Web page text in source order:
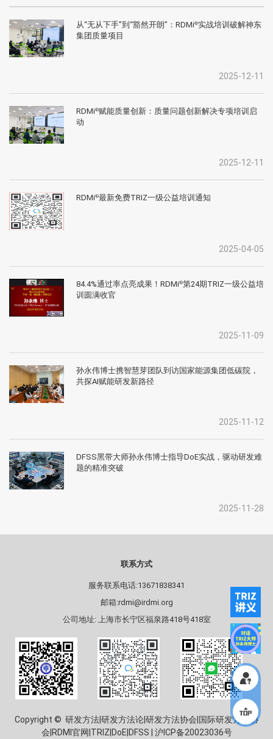
从“无从下手”到“豁然开朗”：RDMi®实战培训破解神东
集团质量项目
2025-12-11
RDMi®赋能质量创新：质量问题创新解决专项培训启
动
2025-12-11
RDMi®最新免费TRIZ一级公益培训通知
2025-04-05
84.4%通过率点亮成果！RDMi®第24期TRIZ一级公益培
训圆满收官
2025-11-09
孙永伟博士携智慧芽团队到访国家能源集团低碳院，
共探AI赋能研发新路径
2025-11-12
DFSS黑带大师孙永伟博士指导DoE实战，驱动研发难
题的精准突破
2025-11-28
联系方式
服务联系电话:13671838341
邮箱:rdmi@irdmi.org
公司地址: 上海市长宁区福泉路418号418室
Copyright © 研发方法|研发方法论|研发方法协会|国际研发方法协
会|RDMI官网|TRIZ|DoE|DFSS | 沪ICP备20023036号